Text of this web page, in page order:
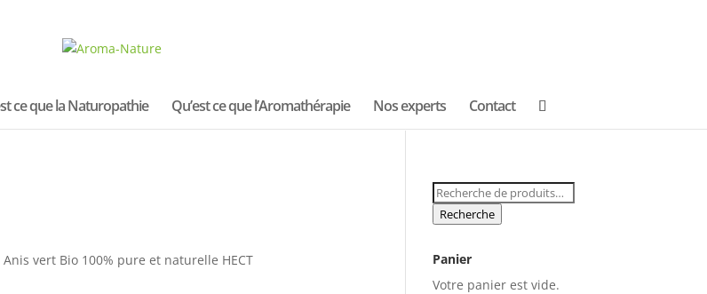
ce que la Naturopathie Qu’est ce que l’Aromathérapie Nos experts Contact
vert Bio 100% pure et naturelle HECT
Recherche
pour :
Recherche
Panier
Votre panier est vide.